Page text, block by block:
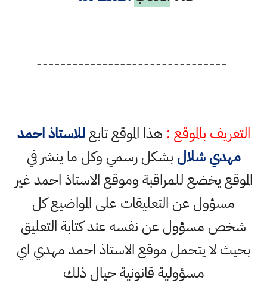
--------------------------------
التعريف بالموقع : هذا الموقع تابعللاستاذ احمد
مهدي شلال بشكل رسمي وكل ما ينشر في
الموقع يخضع للمراقبة وموقع الاستاذ احمد غير
مسؤول عن التعليقات على المواضيع كل
شخص مسؤول عن نفسه عند كتابة التعليق
بحيث لا يتحمل موقع الاستاذ احمد مهدي اي
مسؤولية قانونية حيال ذلك